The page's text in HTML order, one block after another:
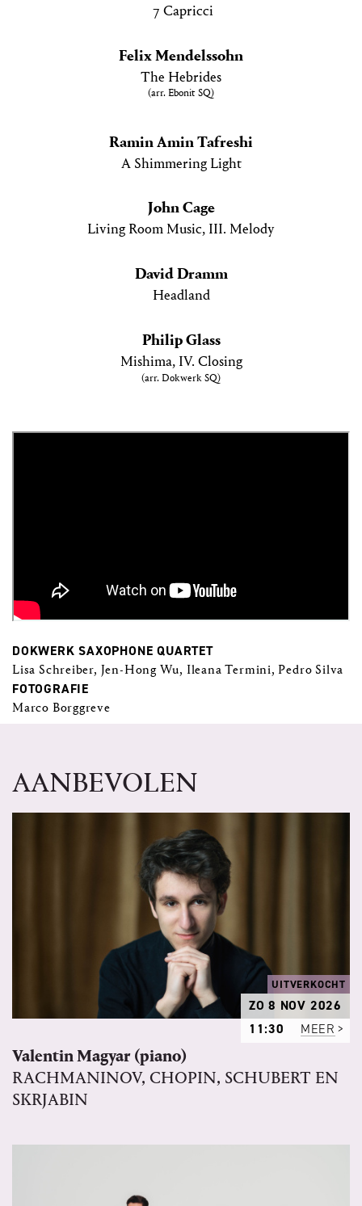
7 Capricci
Felix Mendelssohn
The Hebrides
(arr. Ebonit SQ)
Ramin Amin Tafreshi
A Shimmering Light
John Cage
Living Room Music, III. Melody
David Dramm
Headland
Philip Glass
Mishima, IV. Closing
(arr. Dokwerk SQ)
DOKWERK SAXOPHONE QUARTET
Lisa Schreiber, Jen-Hong Wu, Ileana Termini, Pedro Silva
FOTOGRAFIE
Marco Borggreve
AANBEVOLEN
UITVERKOCHT
ZO 8 NOV 2026
11:30
MEER
Valentin Magyar (piano)
RACHMANINOV, CHOPIN, SCHUBERT EN
SKRJABIN